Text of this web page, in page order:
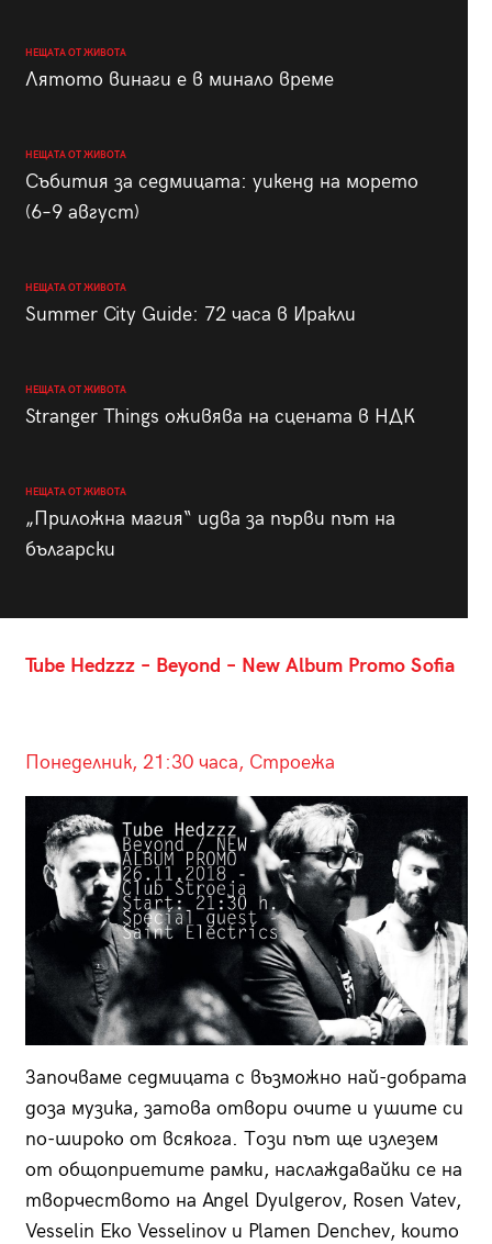
НЕЩАТА ОТ ЖИВОТА
Лятото винаги е в минало време
НЕЩАТА ОТ ЖИВОТА
Събития за седмицата: уикенд на морето
(6–9 август)
НЕЩАТА ОТ ЖИВОТА
Summer City Guide: 72 часа в Иракли
НЕЩАТА ОТ ЖИВОТА
Stranger Things оживява на сцената в НДК
НЕЩАТА ОТ ЖИВОТА
„Приложна магия“ идва за първи път на
български
Tube Hedzzz – Beyond – New Album Promo Sofia
Понеделник, 21:30 часа, Строежа
Започваме седмицата с възможно най-добрата
доза музика, затова отвори очите и ушите си
по-широко от всякога. Този път ще излезем
от общоприетите рамки, наслаждавайки се на
творчеството на Angel Dyulgerov, Rosen Vatev,
Vesselin Eko Vesselinov и Plamen Denchev, които